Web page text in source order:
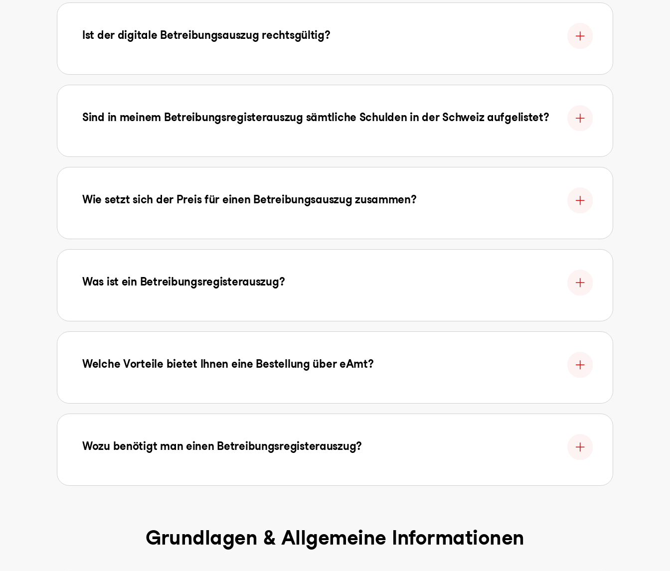
Ist der digitale Betreibungsauszug rechtsgültig?
Sind in meinem Betreibungsregisterauszug sämtliche Schulden in der Schweiz aufgelistet?
Wie setzt sich der Preis für einen Betreibungsauszug zusammen?
Was ist ein Betreibungsregisterauszug?
Welche Vorteile bietet Ihnen eine Bestellung über eAmt?
Wozu benötigt man einen Betreibungsregisterauszug?
Grundlagen & Allgemeine Informationen